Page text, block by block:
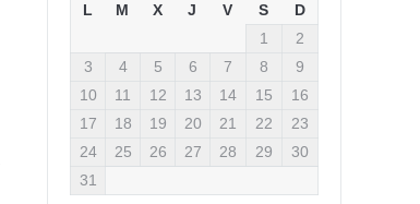
L
M X J V S
D
1
2
3
4 5 6 7 8
9
10
11 12 13 14 15
16
17
18 19 20 21 22
23
24
25 26 27 28 29
30
31